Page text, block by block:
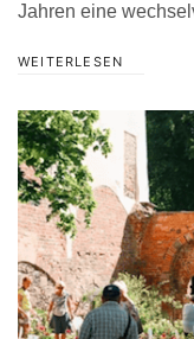
Jahren eine
WEITERLESEN